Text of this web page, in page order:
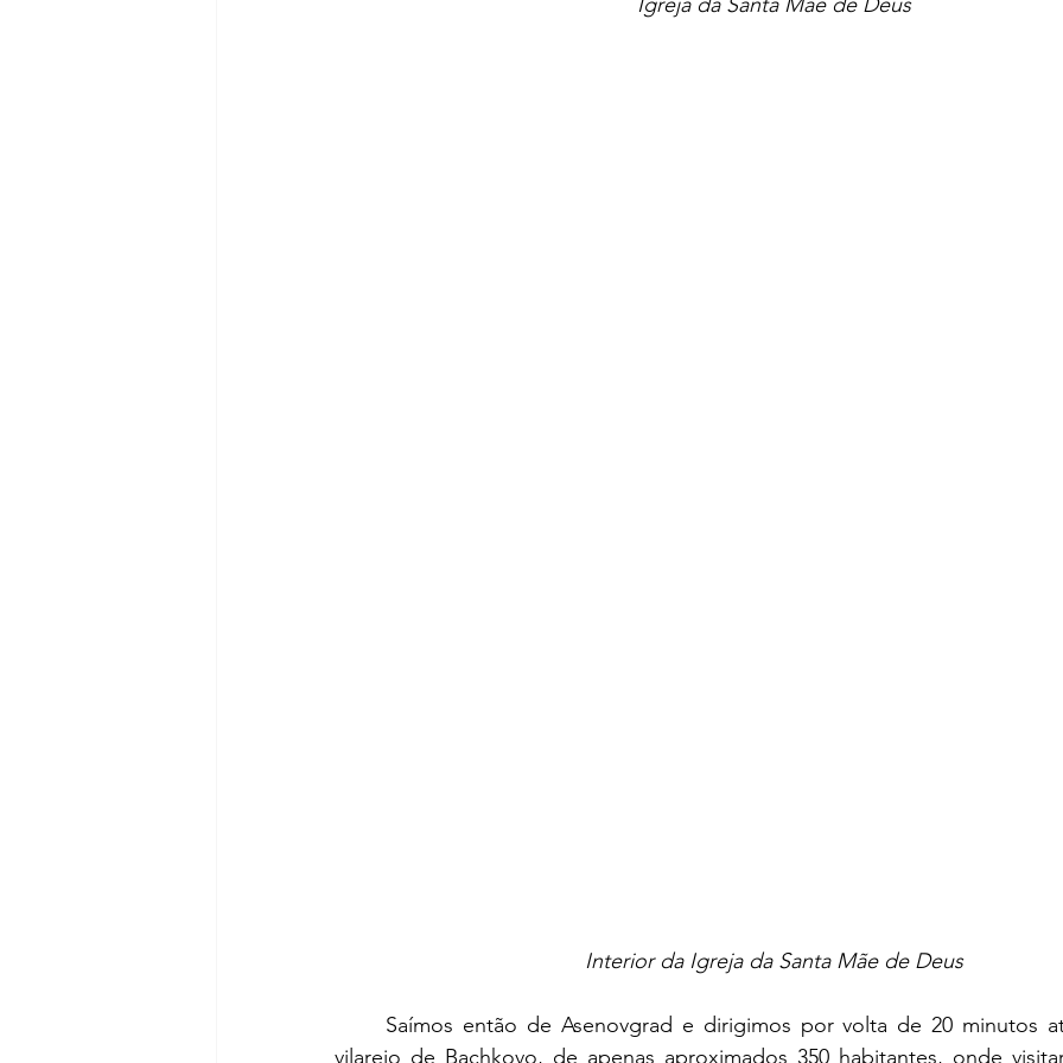
Igreja da Santa Mãe de Deus
Interior da Igreja da Santa Mãe de Deus
	Saímos
então de Asenovgrad e dirigimos por volta de 20 minutos
vilarejo de Bachkovo, de apenas aproximados 350 habitantes, onde